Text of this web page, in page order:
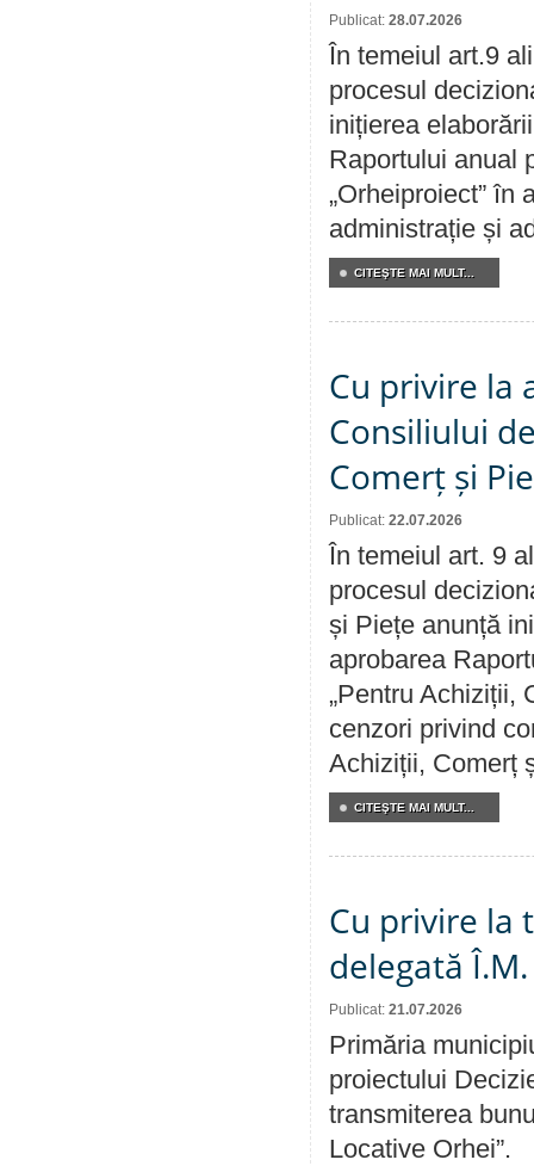
Publicat: 28.07.2026
În temeiul art.9
procesul
inițierea
Raportului anual
„Orheiproiect” în
administrație și
CITEŞTE MAI MULT...
Cu privire la
Consiliului
Comerț și
Publicat: 22.07.2026
În temeiul art. 9
procesul
și Piețe anunță
aprobarea
„Pentru Achiziții,
cenzori privind
Achiziții, Comerț
CITEŞTE MAI MULT...
Cu privire la
delegată
Publicat: 21.07.2026
Primăria
proiectului
transmiterea
Locative Orhei”.